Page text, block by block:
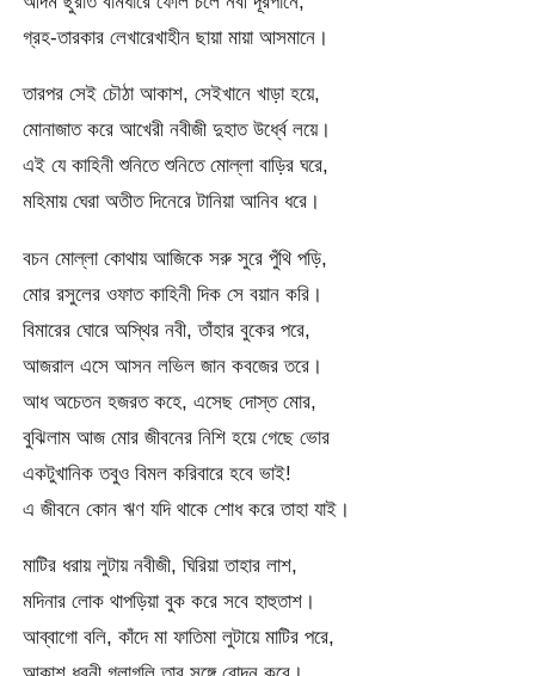
গ্রহ-তারকার লেখারেখাহীন ছায়া মায়া আসমানে।
তারপর সেই চৌঠা আকাশ, সেইখানে খাড়া হয়ে,
মোনাজাত করে আখেরী নবীজী দুহাত উর্ধ্বে লয়ে।
এই যে কাহিনী শুনিতে শুনিতে মোল্লা বাড়ির ঘরে,
মহিমায় ঘেরা অতীত দিনেরে টানিয়া আনিব ধরে।
বচন মোল্লা কোথায় আজিকে সরু সুরে পুঁথি পড়ি,
মোর রসুলের ওফাত কাহিনী দিক সে বয়ান করি।
বিমারের ঘোরে অস্থির নবী, তাঁহার বুকের পরে,
আজরাল এসে আসন লভিল জান কবজের তরে।
আধ অচেতন হজরত কহে, এসেছ দোস্ত মোর,
বুঝিলাম আজ মোর জীবনের নিশি হয়ে গেছে ভোর
একটুখানিক তবুও বিমল করিবারে হবে ভাই!
এ জীবনে কোন ঋণ যদি থাকে শোধ করে তাহা যাই।
মাটির ধরায় লুটায় নবীজী, ঘিরিয়া তাহার লাশ,
মদিনার লোক থাপড়িয়া বুক করে সবে হাহুতাশ।
আব্বাগো বলি, কাঁদে মা ফাতিমা লুটায়ে মাটির পরে,